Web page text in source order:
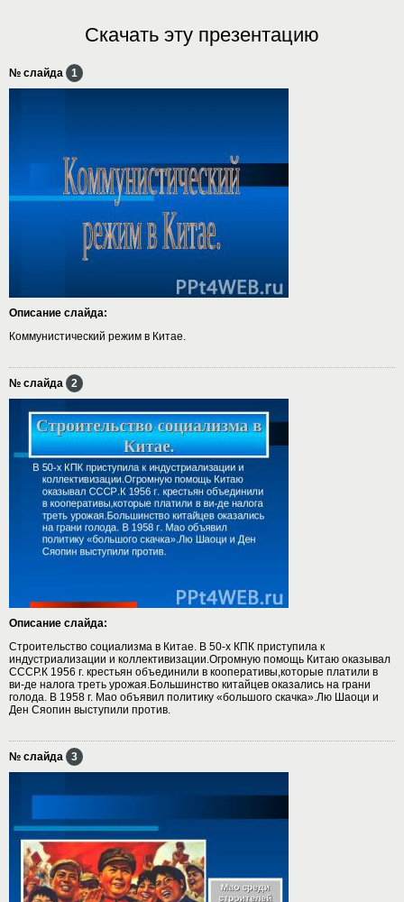
Скачать эту презентацию
№ слайда 1
Описание слайда:
Коммунистический режим в Китае.
№ слайда 2
Описание слайда:
Строительство социализма в Китае. В 50-х КПК приступила к
индустриализации и коллективизации.Огромную помощь Китаю оказывал
СССР.К 1956 г. крестьян объединили в кооперативы,которые платили в
ви-де налога треть урожая.Большинство китайцев оказались на грани
голода. В 1958 г. Мао объявил политику «большого скачка».Лю Шаоци и
Ден Сяопин выступили против.
№ слайда 3